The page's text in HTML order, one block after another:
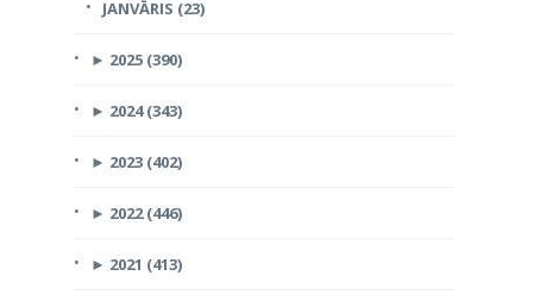
JANVĀRIS (23)
► 2025 (390)
► 2024 (343)
► 2023 (402)
► 2022 (446)
► 2021 (413)